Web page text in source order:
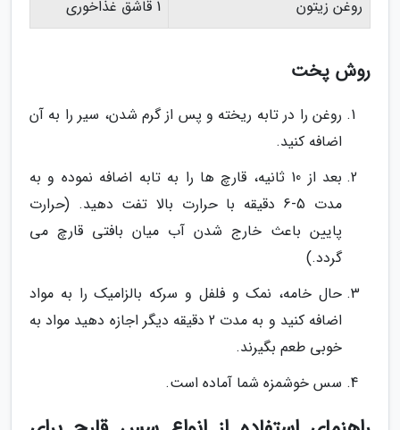
روغن زیتون 1 قاشق غذاخوری
روش پخت
روغن را در تابه ریخته و پس از گرم شدن، سیر را به آن
اضافه کنید.
بعد از 10 ثانیه، قارچ ها را به تابه اضافه نموده و به
مدت 5-6 دقیقه با حرارت بالا تفت دهید. (حرارت
پایین باعث خارج شدن آب میان بافتی قارچ می
گردد.)
حال خامه، نمک و فلفل و سرکه بالزامیک را به مواد
اضافه کنید و به مدت 2 دقیقه دیگر اجازه دهید مواد به
خوبی طعم بگیرند.
سس خوشمزه شما آماده است.